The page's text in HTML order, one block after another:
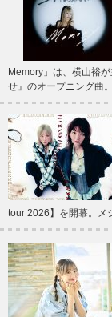
Memory」は、横山裕
せ』のオープニング曲
tour 2026】を開幕。メ